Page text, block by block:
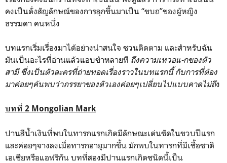
คงเป็นดั่งสัญลักษณ์ของการลุกขึ้นมาเป็น “ขบถ”ของผู้หญิง
ธรรมดา คนหนึ่ง
บทแรกเริ่มเรื่องมาได้อย่างน่าสนใจ ชวนติดตาม และสำหรับฉัน
มันเป็นอะไรที่อ่านแล้วแอบขำหลายที ถึงความเหวอแ-กของตัว
สามี ซึ่งเป็นตัวละครที่ถ่ายทอดเรื่องราวในบทแรกนี้ กับการที่ต้อง
มาค่อยๆค้นพบว่าภรรยาของตัวเองค่อยๆเปลี่ยนไปแบบคาดไม่ถึง
บทที่ 2 Mongolian Mark
ปานสีน้ำเงินที่พบในทารกแรกเกิดมีลักษณะเด่นชัดในขวบปีแรก
และค่อยๆจางลงเมื่อทารกอายุมากขึ้น มักพบในทารกที่มีเชื้อชาติ
เอเชียหรือแอฟริกัน บทที่สองมีปานแรกเกิดชนิดนี้เป็น